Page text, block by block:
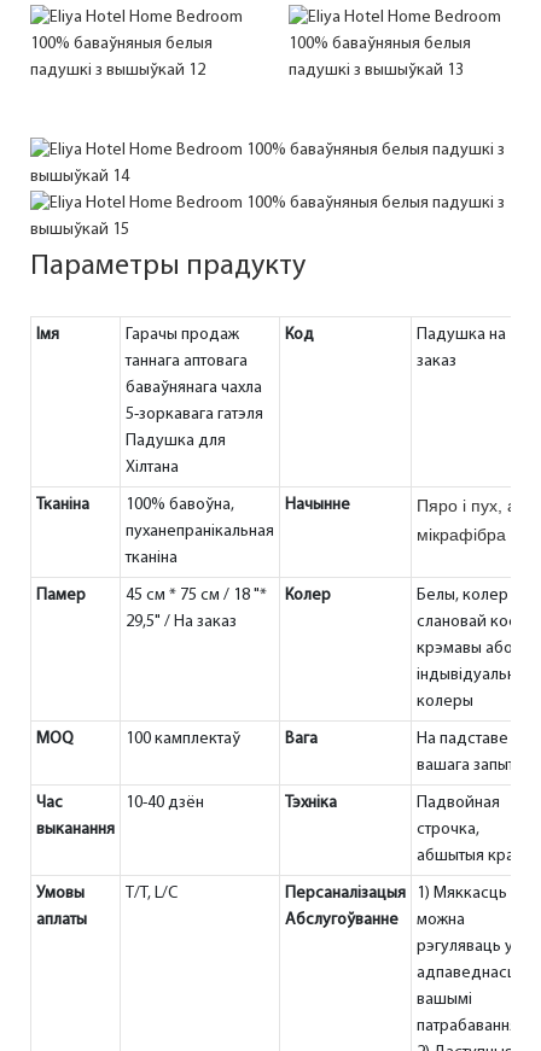
Параметры прадукту
Імя
Гарачы продаж
таннага аптовага
баваўнянага чахла
5-зоркавага гатэля
Падушка для
Хілтана
Код
Падушка на
заказ
Тканіна
100% бавоўна,
пуханепранікальная
тканіна
Начынне
Пяро і пух, або
мікрафібра
Памер
45 см * 75 см / 18 "*
29,5" / На заказ
Колер
Белы, колер
слановай косці,
крэмавы або
індывідуальныя
колеры
MOQ 100 камплектаў Вага
На падставе
вашага запыту
Час
выканання
10-40 дзён Тэхніка
Падвойная
строчка,
абшытыя краю
Умовы
аплаты
T/T, L/C
Персаналізацыя
Абслугоўванне
1) Мяккасць
можна
рэгуляваць у
адпаведнасці з
вашымі
патрабаваннямі